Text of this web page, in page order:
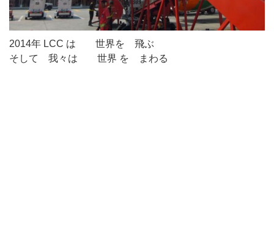
2014年 LCC は 世界を 飛ぶ
そして 我々は 世界 を まわる